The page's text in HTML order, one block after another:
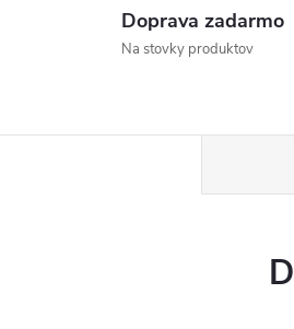
Doprava zadarmo
Na stovky produktov